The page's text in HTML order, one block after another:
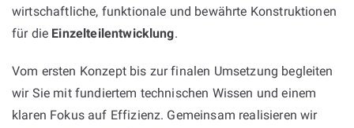
wirtschaftliche, funktionale und bewährte Konstruktionen
für die Einzelteilentwicklung.
Vom ersten Konzept bis zur finalen Umsetzung begleiten
wir Sie mit fundiertem technischen Wissen und einem
klaren Fokus auf Effizienz. Gemeinsam realisieren wir